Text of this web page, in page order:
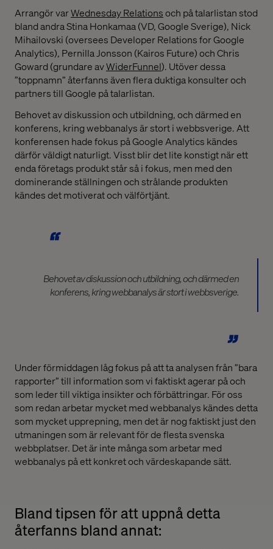
Arrangör varWednesday Relationsoch på talarlistan stod
bland andra Stina Honkamaa (VD, Google Sverige), Nick
Mihailovski (oversees Developer Relations for Google
Analytics), Pernilla Jonsson (Kairos Future) och Chris
Goward (grundare avWiderFunnel). Utöver dessa
”toppnamn” återfanns även flera duktiga konsulter och
partners till Google på talarlistan.
Behovet av diskussion och utbildning, och därmed en
konferens, kring webbanalys är stort i webbsverige. Att
konferensen hade fokus på Google Analytics kändes
därför väldigt naturligt. Visst blir det lite konstigt när ett
enda företags produkt står så i fokus, men med den
dominerande ställningen och strålande produkten
kändes det motiverat och välförtjänt.
Behovet av diskussion och utbildning, och därmed en
konferens, kring webbanalys är stort i webbsverige.
Under förmiddagen låg fokus på att ta analysen från ”bara
rapporter” till information som vi faktiskt agerar på och
som leder till viktiga insikter och förbättringar. För oss
som redan arbetar mycket med webbanalys kändes detta
som mycket upprepning, men det är nog faktiskt just den
utmaningen som är relevant för de flesta svenska
webbplatser. Det är inte många som arbetar med
webbanalys på ett konkret och värdeskapande sätt.
Bland tipsen för att uppnå detta
återfanns bland annat: